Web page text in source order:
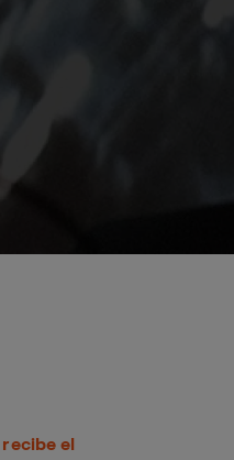
influencia estética
el